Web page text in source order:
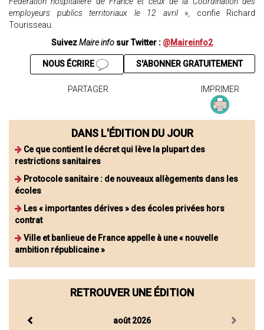
employeurs publics territoriaux le 12 avril », confie Richard
Tourisseau.
SuivezMaire info sur Twitter : @Maireinfo2
S'ABONNER GRATUITEMENT
NOUS ÉCRIRE
PARTAGER IMPRIMER
DANS L'ÉDITION DU JOUR
Ce que contient le décret qui lève la plupart des
restrictions sanitaires
Protocole sanitaire : de nouveaux allègements dans les
écoles
Les « importantes dérives » des écoles privées hors
contrat
Ville et banlieue de France appelle à une « nouvelle
ambition républicaine »
RETROUVER UNE ÉDITION
août 2026